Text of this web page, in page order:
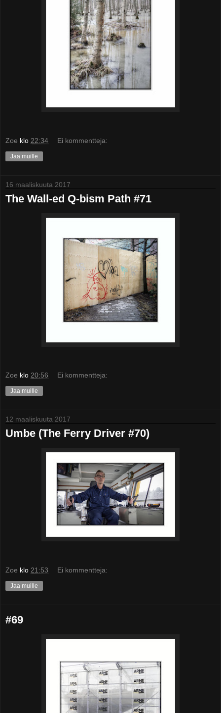
Zoe klo 22:34 Ei kommentteja:
Jaa muille
16 maaliskuuta 2017
The Wall-ed Q-bism Path #71
Zoe klo 20:56 Ei kommentteja:
Jaa muille
12 maaliskuuta 2017
Umbe (The Ferry Driver #70)
Zoe klo 21:53 Ei kommentteja:
Jaa muille
#69